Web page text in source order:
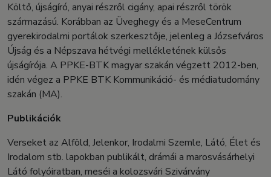
Költő, újságíró, anyai részről cigány, apai részről török
származású. Korábban az Üveghegy és a MeseCentrum
gyerekirodalmi portálok szerkesztője, jelenleg a Józsefváros
Újság és a Népszava hétvégi mellékletének külsős
újságírója. A PPKE-BTK magyar szakán végzett 2012-ben,
idén végez a PPKE BTK Kommunikáció- és médiatudomány
szakán (MA).
Publikációk
Verseket az Alföld, Jelenkor, Irodalmi Szemle, Látó, Élet és
Irodalom stb. lapokban publikált, drámái a marosvásárhelyi
Látó folyóiratban, meséi a kolozsvári Szivárvány